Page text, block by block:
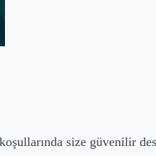
size güvenilir